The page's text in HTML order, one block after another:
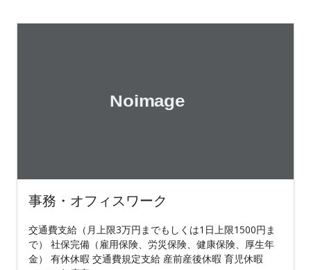
事務・オフィスワーク
交通費支給（月上限3万円までもしくは1日上限1500円ま
で） 社保完備（雇用保険、労災保険、健康保険、厚生年
金） 有休休暇 交通費規定支給 産前産後休暇 育児休暇